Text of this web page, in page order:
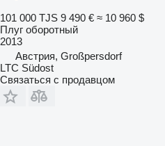
101 000 TJS 9 490 € ≈ 10 960 $
Плуг оборотный
2013
Австрия, Großpersdorf
LTC Südost
Связаться с продавцом